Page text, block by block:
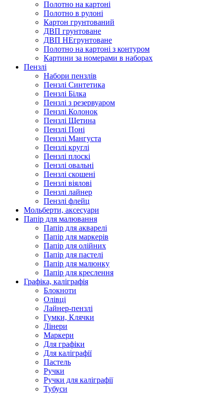
Полотно на картоні
Полотно в рулоні
Картон грунтований
ДВП грунтоване
ДВП НЕгрунтоване
Полотно на картоні з контуром
Картини за номерами в наборах
Пензлі
Набори пензлів
Пензлі Синтетика
Пензлі Білка
Пензлі з резервуаром
Пензлі Колонок
Пензлі Щетина
Пензлі Поні
Пензлі Мангуста
Пензлі круглі
Пензлі плоскі
Пензлі овальні
Пензлі скошені
Пензлі віялові
Пензлі лайнер
Пензлі флейц
Мольберти, аксесуари
Папір для малювання
Папір для акварелі
Папір для маркерів
Папір для олійних
Папір для пастелі
Папір для малюнку
Папір для креслення
Графіка, каліграфія
Блокноти
Олівці
Лайнер-пензлі
Гумки, Клячки
Лінери
Маркери
Для графіки
Для каліграфії
Пастель
Ручки
Ручки для каліграфії
Тубуси